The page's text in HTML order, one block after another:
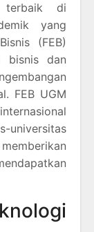
terbaik di
yang
(FEB)
bisnis dan
FEB UGM
universitas